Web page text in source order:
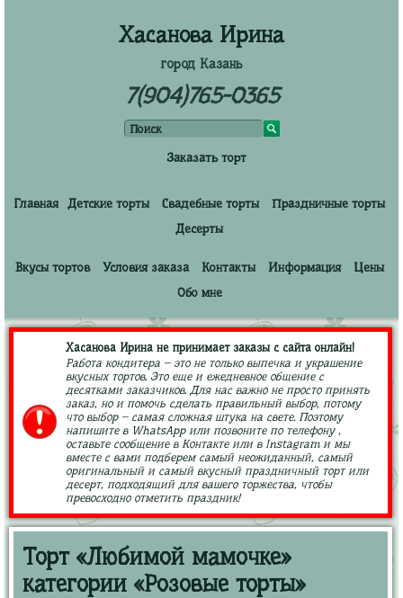
Хасанова Ирина
город Казань
7(904)765-0365
Заказать торт
Главная Детские торты Свадебные торты
Праздничные торты
Десерты
Вкусы тортов Условия заказа Контакты Информация
Цены
Обо мне
Хасанова Ирина не принимает заказы с сайта онлайн!
Работа кондитера – это не только выпечка и украшение
вкусных тортов. Это еще и ежедневное общение с
десятками заказчиков. Для нас важно не просто принять
заказ, но и помочь сделать правильный выбор, потому
что выбор – самая сложная штука на свете. Поэтому
напишите в WhatsApp или позвоните по телефону ,
оставьте сообщение в Контакте или в Instagram и мы
вместе с вами подберем самый неожиданный, самый
оригинальный и самый вкусный праздничный торт или
десерт, подходящий для вашего торжества, чтобы
превосходно отметить праздник!
Торт «Любимой мамочке»
категории «Розовые торты»